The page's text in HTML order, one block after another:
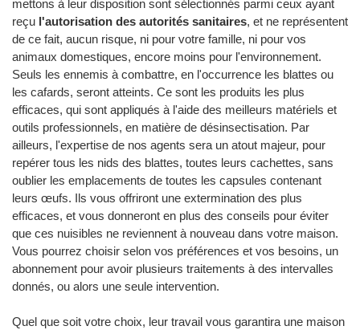
mettons à leur disposition sont sélectionnés parmi ceux ayant
reçu l'autorisation des autorités sanitaires, et ne représentent
de ce fait, aucun risque, ni pour votre famille, ni pour vos
animaux domestiques, encore moins pour l'environnement.
Seuls les ennemis à combattre, en l'occurrence les blattes ou
les cafards, seront atteints. Ce sont les produits les plus
efficaces, qui sont appliqués à l'aide des meilleurs matériels et
outils professionnels, en matière de désinsectisation. Par
ailleurs, l'expertise de nos agents sera un atout majeur, pour
repérer tous les nids des blattes, toutes leurs cachettes, sans
oublier les emplacements de toutes les capsules contenant
leurs œufs. Ils vous offriront une extermination des plus
efficaces, et vous donneront en plus des conseils pour éviter
que ces nuisibles ne reviennent à nouveau dans votre maison.
Vous pourrez choisir selon vos préférences et vos besoins, un
abonnement pour avoir plusieurs traitements à des intervalles
donnés, ou alors une seule intervention.
Quel que soit votre choix, leur travail vous garantira une maison